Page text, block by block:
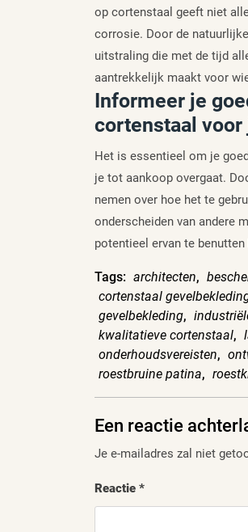
op cortenstaal geeft niet
corrosie. Door de
uitstraling die met de tijd
aantrekkelijk maakt voor
Informeer je
cortenstaal voor
Het is essentieel om je
je tot aankoop overgaat.
nemen over hoe het te
onderscheiden van andere
potentieel ervan te
Tags: architecten,
cortenstaal
gevelbekleding,
kwalitatieve cortenstaal,
onderhoudsvereisten,
roestbruine patina,
Een reactie
Je e-mailadres zal niet
Reactie *